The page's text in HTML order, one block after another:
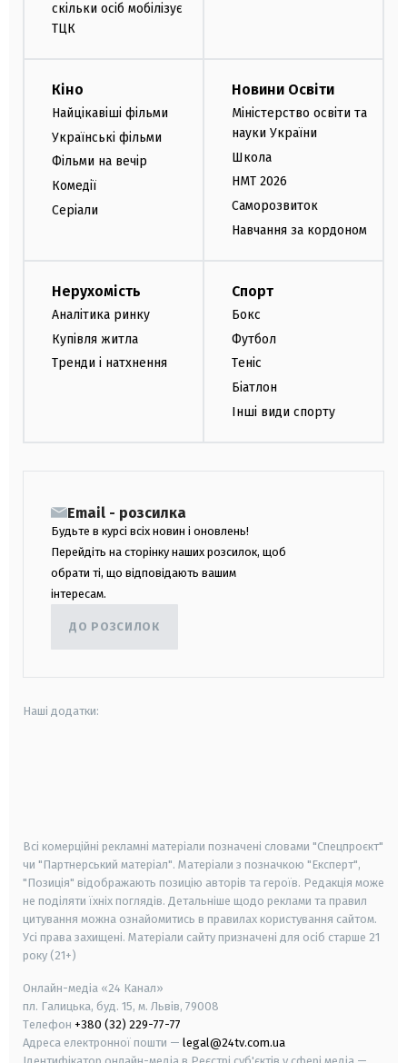
скільки осіб мобілізує
ТЦК
Кіно
Найцікавіші фільми
Українські фільми
Фільми на вечір
Комедії
Серіали
Новини Освіти
Міністерство освіти та
науки України
Школа
НМТ 2026
Саморозвиток
Навчання за кордоном
Нерухомість
Аналітика ринку
Купівля житла
Тренди і натхнення
Спорт
Бокс
Футбол
Теніс
Біатлон
Інші види спорту
Email - розсилка
Будьте в курсі всіх новин і оновлень!
Перейдіть на сторінку наших розсилок, щоб
обрати ті, що відповідають вашим
інтересам.
ДО РОЗСИЛОК
Наші додатки:
Всі комерційні рекламні матеріали позначені словами "Спецпроєкт"
чи "Партнерський матеріал". Матеріали з позначкою "Експерт",
"Позиція" відображають позицію авторів та героїв. Редакція може
не поділяти їхніх поглядів. Детальніше щодо реклами та правил
цитування можна ознайомитись в правилах користування сайтом.
Усі права захищені. Матеріали сайту призначені для осіб старше 21
року (21+)
Онлайн-медіа «24 Канал»
пл. Галицька, буд. 15, м. Львів, 79008
Телефон +380 (32) 229-77-77
Адреса електронної пошти — legal@24tv.com.ua